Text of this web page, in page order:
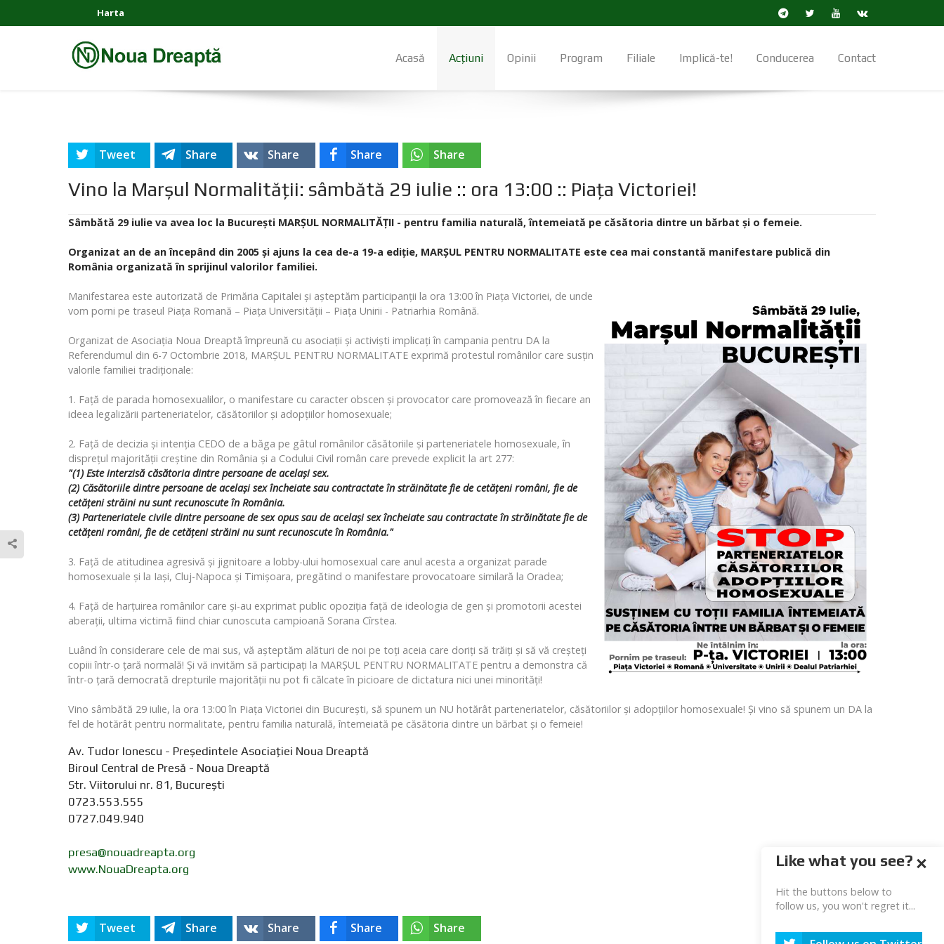
Harta
Acasă Acțiuni Opinii Program Filiale Implică-te! Conducerea Contact
Tweet Share Share Share Share
Vino la Marșul Normalității: sâmbătă 29 iulie :: ora 13:00 :: Piața Victoriei!
Sâmbătă 29 iulie va avea loc la București MARȘUL NORMALITĂȚII - pentru familia naturală, întemeiată pe căsătoria dintre un bărbat și o femeie.
Organizat an de an începând din 2005 și ajuns la cea de-a 19-a ediție, MARȘUL PENTRU NORMALITATE este cea mai constantă manifestare publică din
România organizată în sprijinul valorilor familiei.
Manifestarea este autorizată de Primăria Capitalei și așteptăm participanții la ora 13:00 în Piața Victoriei, de unde
vom porni pe traseul Piața Romană – Piața Universității – Piața Unirii - Patriarhia Română.
Organizat de Asociația Noua Dreaptă împreună cu asociații și activiști implicați în campania pentru DA la
Referendumul din 6-7 Octombrie 2018, MARȘUL PENTRU NORMALITATE exprimă protestul românilor care susțin
valorile familiei tradiționale:
1. Față de parada homosexualilor, o manifestare cu caracter obscen și provocator care promovează în fiecare an
ideea legalizării parteneriatelor, căsătoriilor și adopțiilor homosexuale;
2. Față de decizia și intenția CEDO de a băga pe gâtul românilor căsătoriile și parteneriatele homosexuale, în
disprețul majorității creștine din România și a Codului Civil român care prevede explicit la art 277:
"(1) Este interzisă căsătoria dintre persoane de acelaşi sex.
(2) Căsătoriile dintre persoane de acelaşi sex încheiate sau contractate în străinătate fie de cetăţeni români, fie de
cetăţeni străini nu sunt recunoscute în România.
(3) Parteneriatele civile dintre persoane de sex opus sau de acelaşi sex încheiate sau contractate în străinătate fie de
cetăţeni români, fie de cetăţeni străini nu sunt recunoscute în România."
3. Față de atitudinea agresivă și jignitoare a lobby-ului homosexual care anul acesta a organizat parade
homosexuale și la Iași, Cluj-Napoca și Timișoara, pregătind o manifestare provocatoare similară la Oradea;
4. Față de harțuirea românilor care și-au exprimat public opoziția față de ideologia de gen și promotorii acestei
aberații, ultima victimă fiind chiar cunoscuta campioană Sorana Cîrstea.
Luând în considerare cele de mai sus, vă așteptăm alături de noi pe toți aceia care doriți să trăiți și să vă creșteți
copiii într-o țară normală! Și vă invităm să participați la MARȘUL PENTRU NORMALITATE pentru a demonstra că
într-o țară democrată drepturile majorității nu pot fi călcate în picioare de dictatura nici unei minorități!
Vino sâmbătă 29 iulie, la ora 13:00 în Piața Victoriei din București, să spunem un NU hotărât parteneriatelor, căsătoriilor și adopțiilor homosexuale! Și vino să spunem un DA la
fel de hotărât pentru normalitate, pentru familia naturală, întemeiată pe căsătoria dintre un bărbat și o femeie!
Av. Tudor Ionescu - Președintele Asociației Noua Dreaptă
Biroul Central de Presă - Noua Dreaptă
Str. Viitorului nr. 81, Bucureşti
0723.553.555
0727.049.940
presa@nouadreapta.org
www.NouaDreapta.org
Tweet Share Share Share Share
Like what you see?
Hit the buttons below to
follow us, you won't regret it...